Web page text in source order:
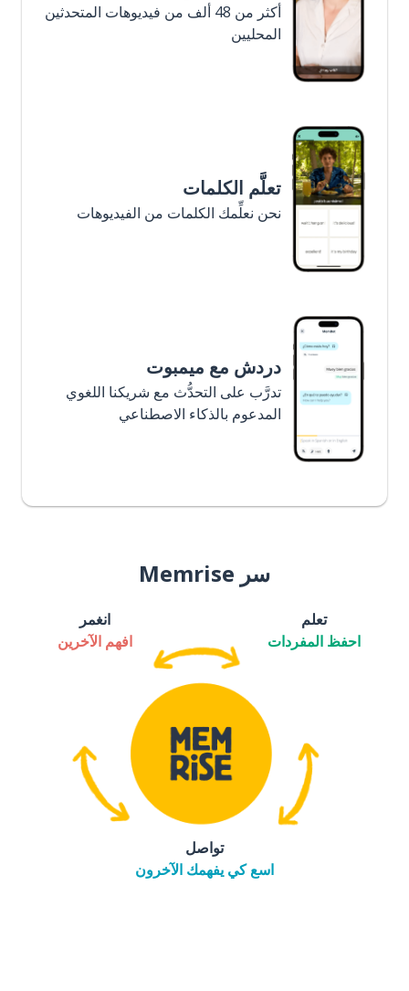
أكثر من 48 ألف من فيديوهات المتحدثين
المحليين
تعلَّم الكلمات
نحن نعلِّمك الكلمات من الفيديوهات
دردش مع ميمبوت
تدرَّب على التحدُّث مع شريكنا اللغوي
المدعوم بالذكاء الاصطناعي
سر Memrise
تعلم
احفظ المفردات
انغمر
افهم الآخرين
تواصل
اسع كي يفهمك الآخرون